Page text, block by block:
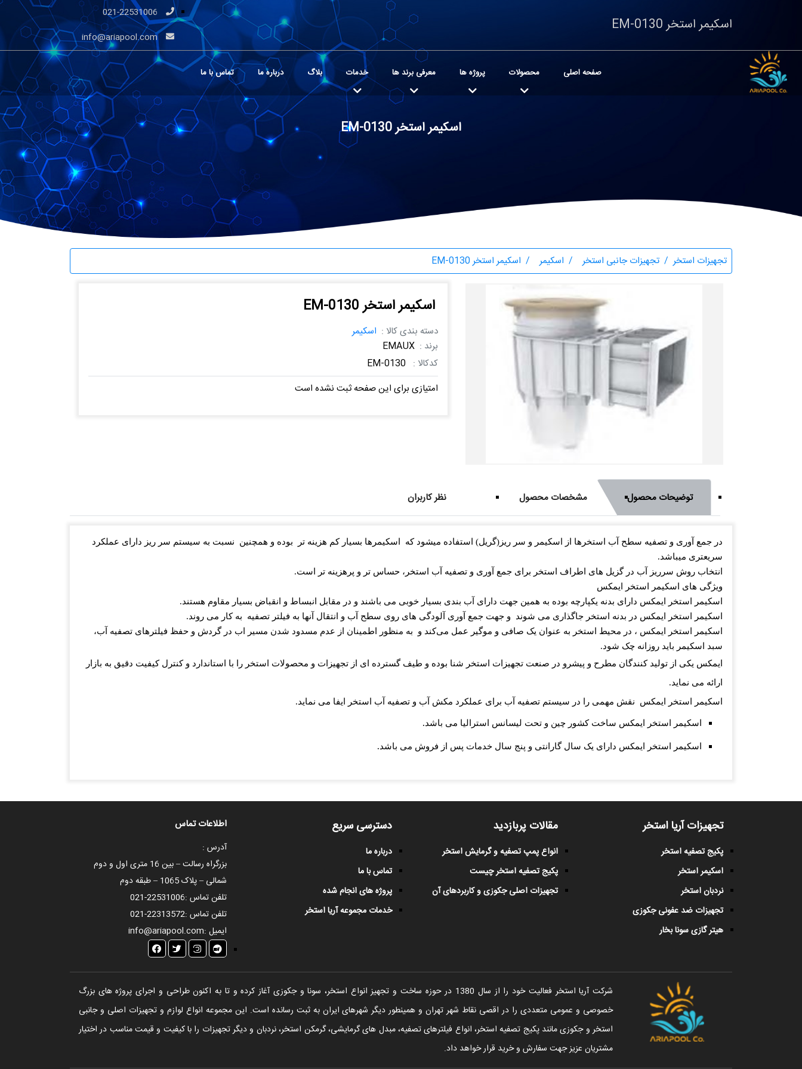
اسکیمر استخر EM-0130
info@ariapool.com
صفحه اصلی محصولات پروژه ها معرفی برند ها خدمات بلاگ درباره ما تماس با ما
اسکیمر استخر EM-0130
تجهیزات استخر تجهیزات جانبی استخر اسکیمر اسکیمر استخر EM-0130
اسکیمر استخر EM-0130
دسته بندی کالا : اسکیمر
برند : EMAUX
کدکالا : EM-0130
امتیازی برای این صفحه ثبت نشده است
توضیحات محصول مشخصات محصول نظر کاربران
در جمع آوری و تصفیه سطح آب استخرها از اسکیمر و سر ریز(گریل) استفاده میشود که اسکیمرها بسیار کم هزینه تر بوده و همچنین
نسبت به سیستم سر ریز دارای عملکرد
سریعتری میباشد.
انتخاب روش سرریز آب در گزیل های اطراف استخر برای جمع آوری و تصفیه آب استخر، حساس تر و پرهزینه تر است.
ویژگی های اسکیمر استخر ایمکس
اسکیمر استخر ایمکس دارای بدنه یکپارچه بوده به همین جهت دارای آب بندی بسیار خوبی می باشند و در مقابل انبساط و انقباض بسیار مقاوم هستند.
اسکیمر استخر ایمکس در بدنه استخر جاگذاری می شوند و جهت جمع آوری آلودگی های روی سطح آب و انتقال آنها به فیلتر تصفیه به کار می روند.
اسکیمر استخر ایمکس ، در محیط استخر به عنوان یک صافی و موگیر عمل می‌کند و
به منظور اطمینان از عدم مسدود شدن مسیر اب در گردش و حفظ فیلترهای تصفیه آب،
سبد اسکیمر باید روزانه چک شود.
ایمکس یکی از تولید کنندگان مطرح و پیشرو در صنعت تجهیزات استخر شنا بوده و طیف گسترده ای از تجهیزات و محصولات استخر را با استاندارد و کنترل کیفیت دقیق به بازار
ارائه می نماید.
اسکیمر استخر ایمکس
نقش مهمی را در سیستم تصفیه آب برای عملکرد مکش آب و تصفیه آب استخر ایفا می نماید.
اسکیمر استخر ایمکس ساخت کشور چین و تحت لیسانس استرالیا می باشد.
اسکیمر استخر ایمکس دارای یک سال گارانتی و پنج سال خدمات پس از فروش می باشد.
تجهیزات آریا استخر
پکیج تصفیه استخر
اسکیمر استخر
نردبان استخر
تجهیزات ضد عفونی جکوزی
هیتر گازی سونا بخار
مقالات پربازدید
انواع پمپ تصفیه و گرمایش استخر
پکیج تصفیه استخر چیست
تجهیزات اصلی جکوزی و کاربردهای آن
دسترسی سریع
درباره ما
تماس با ما
پروژه های انجام شده
خدمات مجموعه آریا استخر
اطلاعات تماس
آدرس :
بزرگراه رسالت – بین 16 متری اول و دوم
شمالی – پلاک 1065 – طبقه دوم
تلفن تماس :021-22531006
تلفن تماس :021-22313572
ایمیل :info@ariapool.com
شرکت آریا استخر فعالیت خود را از سال 1380 در حوزه ساخت و تجهیز انواع استخر، سونا و جکوزی آغاز کرده و تا به اکنون طراحی و اجرای پروژه های بزرگ
خصوصی و عمومی متعددی را در اقصی نقاط شهر تهران و همینطور دیگر شهرهای ایران به ثبت رسانده است. این مجموعه انواع لوازم و تجهیزات اصلی و جانبی
استخر و جکوزی مانند پکیج تصفیه استخر، انواع فیلترهای تصفیه، مبدل های گرمایشی، گرمکن استخر، نردبان و دیگر تجهیزات را با کیفیت و قیمت مناسب در اختیار
مشتریان عزیز جهت سفارش و خرید قرار خواهد داد.